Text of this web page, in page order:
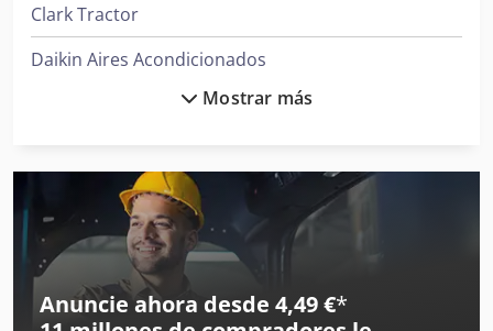
Clark Tractor
Daikin Aires Acondicionados
Hp Impresoras
Ingersoll Rand Compresores
Ingersoll Rand Herramientas
Mostrar más
Anuncie ahora desde 4,49 €*